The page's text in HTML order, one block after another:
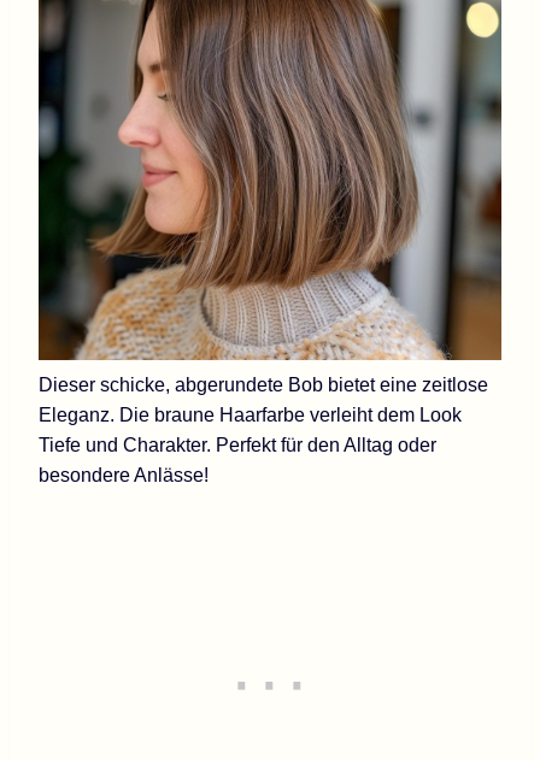
Dieser schicke, abgerundete Bob bietet eine zeitlose
Eleganz. Die braune Haarfarbe verleiht dem Look
Tiefe und Charakter. Perfekt für den Alltag oder
besondere Anlässe!